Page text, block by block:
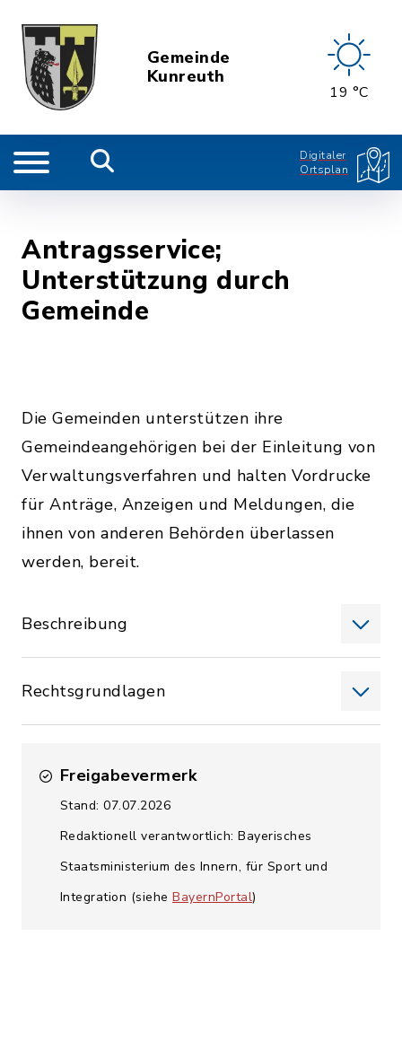
Gemeinde
Kunreuth
19 °C
Digitaler
Ortsplan
Antragsservice;
Unterstützung durch
Gemeinde
Die Gemeinden unterstützen ihre
Gemeindeangehörigen bei der Einleitung von
Verwaltungsverfahren und halten Vordrucke
für Anträge, Anzeigen und Meldungen, die
ihnen von anderen Behörden überlassen
werden, bereit.
Beschreibung
Rechtsgrundlagen
Freigabevermerk
Stand: 07.07.2026
Redaktionell verantwortlich: Bayerisches
Staatsministerium des Innern, für Sport und
Integration (siehe BayernPortal)